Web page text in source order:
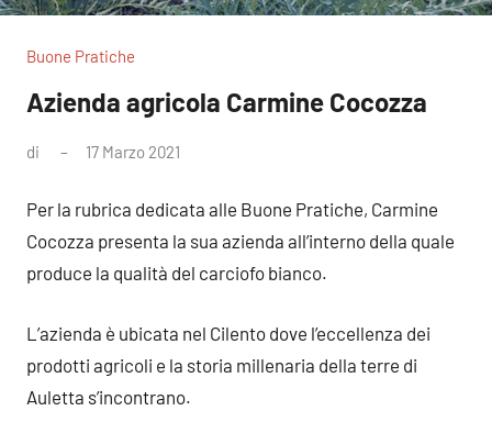
Buone Pratiche
Azienda agricola Carmine Cocozza
di 17 Marzo 2021
Per la rubrica dedicata alle Buone Pratiche, Carmine
Cocozza presenta la sua azienda all’interno della quale
produce la qualità del carciofo bianco.
L’azienda è ubicata nel Cilento dove l’eccellenza dei
prodotti agricoli e la storia millenaria della terre di
Auletta s’incontrano.